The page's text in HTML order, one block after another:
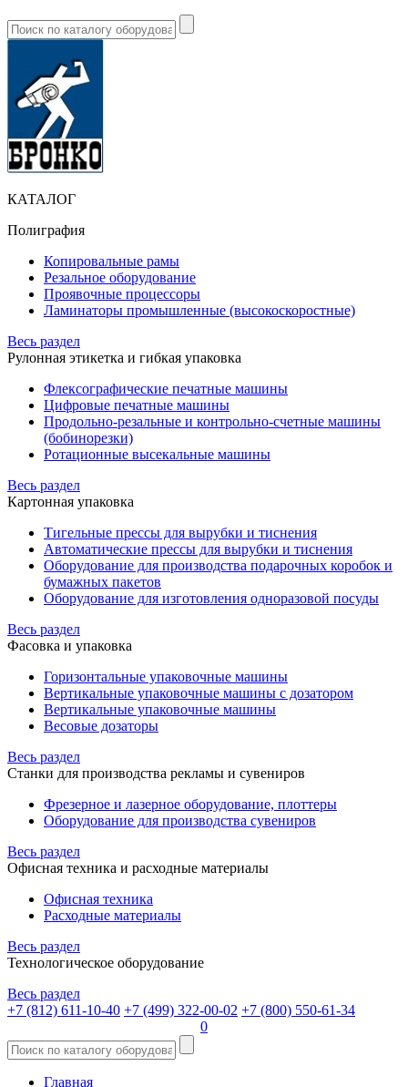
КАТАЛОГ
Полиграфия
Копировальные рамы
Резальное оборудование
Проявочные процессоры
Ламинаторы промышленные (высокоскоростные)
Весь раздел
Рулонная этикетка и гибкая упаковка
Флексографические печатные машины
Цифровые печатные машины
Продольно-резальные и контрольно-счетные машины
(бобинорезки)
Ротационные высекальные машины
Весь раздел
Картонная упаковка
Тигельные прессы для вырубки и тиснения
Автоматические прессы для вырубки и тиснения
Оборудование для производства подарочных коробок и
бумажных пакетов
Оборудование для изготовления одноразовой посуды
Весь раздел
Фасовка и упаковка
Горизонтальные упаковочные машины
Вертикальные упаковочные машины с дозатором
Вертикальные упаковочные машины
Весовые дозаторы
Весь раздел
Станки для производства рекламы и сувениров
Фрезерное и лазерное оборудование, плоттеры
Оборудование для производства сувениров
Весь раздел
Офисная техника и расходные материалы
Офисная техника
Расходные материалы
Весь раздел
Технологическое оборудование
Весь раздел
+7 (812) 611-10-40 +7 (499) 322-00-02 +7 (800) 550-61-34
0
Главная